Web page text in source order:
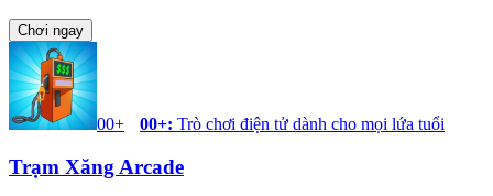
Chơi ngay
00+ 00+: Trò chơi điện tử dành cho mọi lứa tuổi
Trạm Xăng Arcade